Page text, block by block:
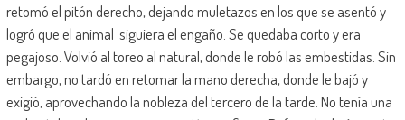
retomó el pitón derecho, dejando muletazos en los que se asentó y
logró que el animal siguiera el engaño. Se quedaba corto y era
pegajoso. Volvió al toreo al natural, donde le robó las embestidas. Sin
embargo, no tardó en retomar la mano derecha, donde le bajó y
exigió, aprovechando la nobleza del tercero de la tarde. No tenía una